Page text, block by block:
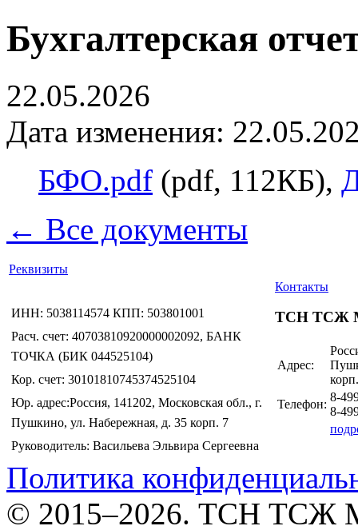
Бухгалтерская
22.05.2026
Дата изменения:
БФО.pdf (pdf, 112КБ),
← Все документы
Реквизиты
ИНН: 5038114574 КПП: 503801001
Расч. счет: 40703810920000002092, БАНК
ТОЧКА (БИК 044525104)
Кор. счет: 30101810745374525104
Юр. адрес:Россия, 141202, Московская обл., г.
Пушкино, ул. Набережная, д. 35 корп. 7
Руководитель: Васильева Эльвира Сергеевна
Контакты
ТСН ТСЖ
Адрес:
Телефон:
8-
8-
Политика
© 2015–2026. ТСН ТСЖ